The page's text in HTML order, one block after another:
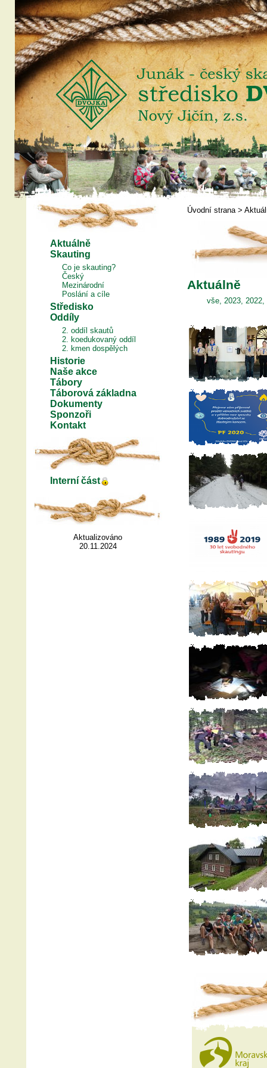
Aktuálně
Skauting
Co je skauting?
Český
Mezinárodní
Poslání a cíle
Středisko
Oddíly
2. oddíl skautů
2. koedukovaný oddíl
2. kmen dospělých
Historie
Naše akce
Tábory
Táborová základna
Dokumenty
Sponzoři
Kontakt
Interní část
Aktualizováno
20.11.2024
Úvodní strana>
Aktuálně
vše, 2023, 2022,